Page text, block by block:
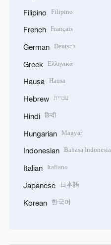
Filipino Filipino
French Français
German Deutsch
Greek Ελληνικά
Hausa Hausa
Hebrew עברית
Hindi हिन्दी
Hungarian Magyar
Indonesian Bahasa Indonesia
Italian Italiano
Japanese 日本語
Korean 한국어